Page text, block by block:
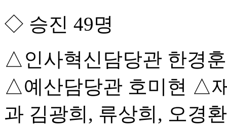
◇ 승진 49명
△인사혁신담당관 한경
△예산담당관 호미현 △
과 김광희, 류상희, 오경